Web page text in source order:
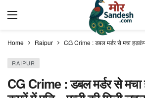
Home Raipur CG Crime : डबल मर्डर से मचा
RAIPUR
CG Crime : डबल मर्डर से